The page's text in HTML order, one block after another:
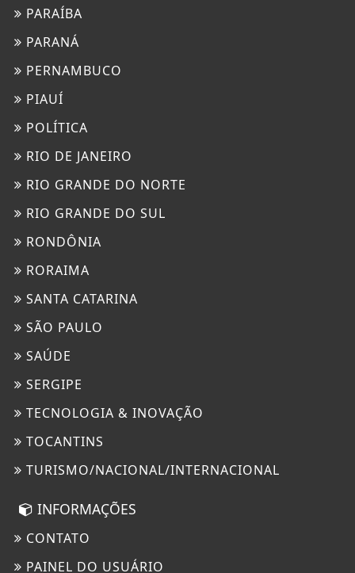
PARAÍBA
PARANÁ
PERNAMBUCO
PIAUÍ
POLÍTICA
RIO DE JANEIRO
RIO GRANDE DO NORTE
RIO GRANDE DO SUL
RONDÔNIA
RORAIMA
SANTA CATARINA
SÃO PAULO
SAÚDE
SERGIPE
TECNOLOGIA & INOVAÇÃO
TOCANTINS
TURISMO/NACIONAL/INTERNACIONAL
INFORMAÇÕES
CONTATO
PAINEL DO USUÁRIO